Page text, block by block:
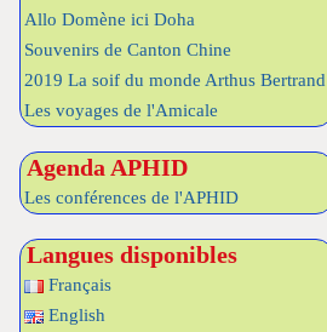
Allo Domène ici Doha
Souvenirs de Canton Chine
2019 La soif du monde Arthus Bertrand
Les voyages de l'Amicale
Agenda APHID
Les conférences de l'APHID
Langues disponibles
Français
English